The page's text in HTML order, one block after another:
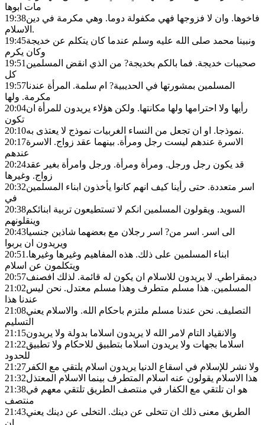
مات ابوها
19:38فاخوها. وان لا فزوجها فهي مكفولة دوما. وهي مكرمة في دين
الاسلام.
19:45ونبينا محمد صلى الله عليه وسلم عندما كان يتكلم عن خديجة
وكان يكرم
19:51صحيبات خديجة. فما بالكم بخديجة? من الذي انقض المسلمين
كل
19:57المسلمين بمشورتها في الحديبية? ام سلمة. المرأة عندنا
مكرمة. ولها
20:04رأيها ولا احترامها ولها مكانتها. ولكن هؤلاء يريدون للمرأة ان
تكون
20:10
نموذجا. او ان تجعل من النساء الغربيات نموذج لا يعتذى به.
20:17الاسرة عندهم ليست رجل ومرأة. بينهما عقد زواج. الاسرة
عندهم
20:24قد يكون رجل ورجل. ومرأة ومرأة. ورجل وامرأة بغير عقد
زواج. وغيرها
20:32اسر متعددة. حتى رأينا كيف انهم كانوا يأخذون ابناء المسلمين
في
20:38السويد. ويقولون المسلمين انكم لا تستطيعون تربية ابنائكم
وينقلونهم
20:43الى اسر. اسر من? اسر رجلان مع بعضهما شاذين جنسيا
ويريدون ان يربوا
20:51ابناء المسلمين على ذلك. هذه المفاهيم وغيرها وغيرها.
ويتكلمون عن اسلام
20:57ديمقراطي. لا يريدون للاسلام ان يكون له قائمة. لذلك افصنف
21:02المسلمين. هذا مسلم متطرف وهذا مسلم معتدل. نحن ليس
عندنا هذا
21:08التصليف. نحن عندنا مسلم ملتزم باحكام الله. والاسلام يعني
التسليم
21:15والانقياد التام لامر الله لا يريدون اسلاما بدولة ولا يريدون
21:22اسلاما بجهات ولا يريدون اسلاما بتطبيق للاحكام ولا تطبيق
للحدود
21:27 ولا نشر للإسلام في اسقاع الدنيا يريدون اسلام يلتقي مع الكفر
21:32هذا الاسلام يقولون عنه اسلام المتطرف بينما الاسلام المعتذل
21:38هو ان تلتقي مع الكفار في منتصف الطريق تلتقي معهم في
منتصف
21:43الطريق معنى ذلك ان تتخلى عن دينك. التخلى عن دينك يعني